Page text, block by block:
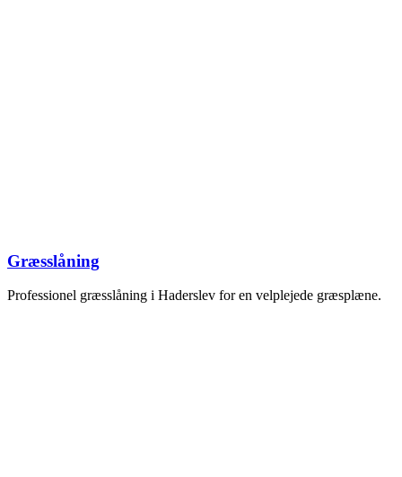
Græsslåning
Professionel græsslåning i Haderslev for en velplejede græsplæne.